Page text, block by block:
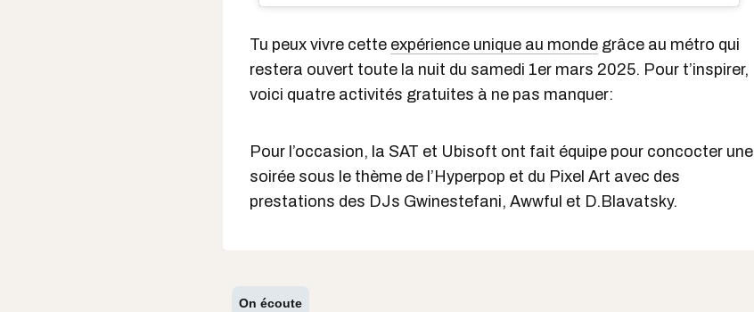
Tu peux vivre cette expérience unique au monde grâce au métro qui
restera ouvert toute la nuit du samedi 1er mars 2025. Pour t’inspirer,
voici quatre activités gratuites à ne pas manquer:
Pour l’occasion, la SAT et Ubisoft ont fait équipe pour concocter une
soirée sous le thème de l’Hyperpop et du Pixel Art avec des
prestations des DJs Gwinestefani, Awwful et D.Blavatsky.
On écoute